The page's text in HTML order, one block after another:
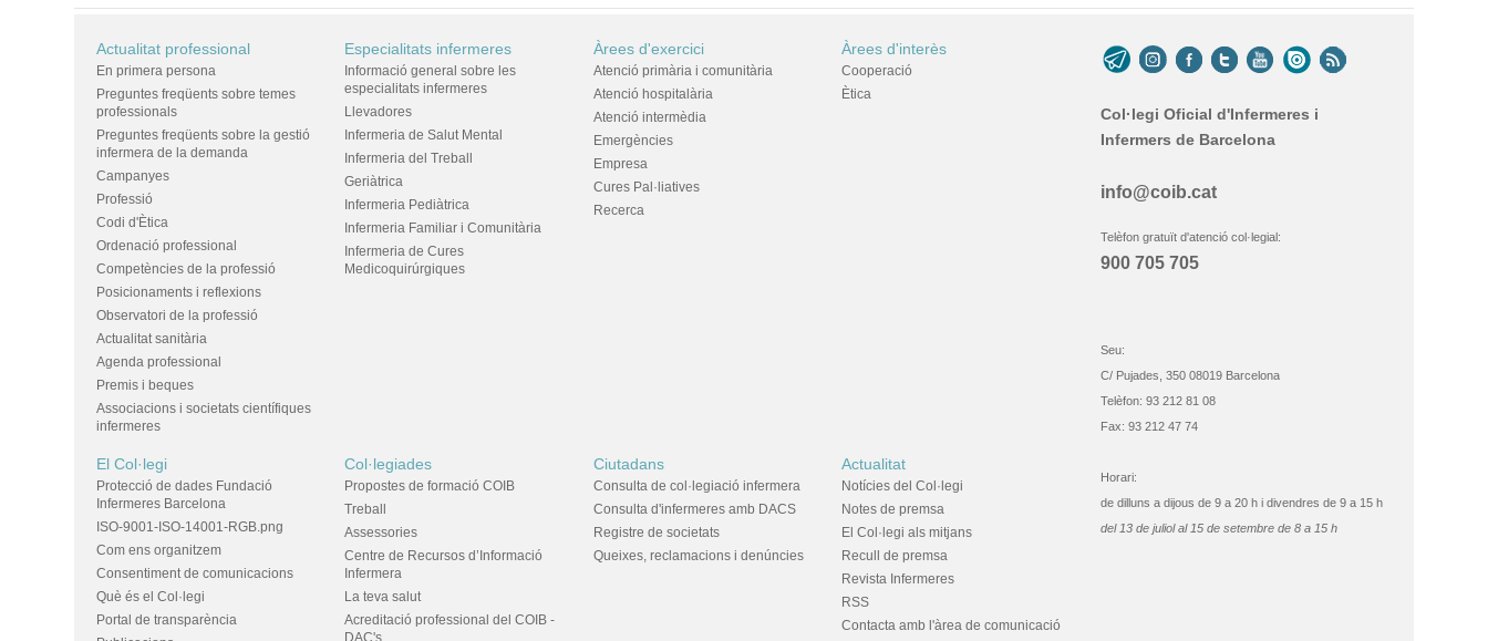
Actualitat professional
En primera persona
Preguntes freqüents sobre temes
professionals
Preguntes freqüents sobre la gestió
infermera de la demanda
Campanyes
Professió
Codi d'Ètica
Ordenació professional
Competències de la professió
Posicionaments i reflexions
Observatori de la professió
Actualitat sanitària
Agenda professional
Premis i beques
Associacions i societats científiques
infermeres
Especialitats infermeres
Informació general sobre les
especialitats infermeres
Llevadores
Infermeria de Salut Mental
Infermeria del Treball
Geriàtrica
Infermeria Pediàtrica
Infermeria Familiar i Comunitària
Infermeria de Cures
Medicoquirúrgiques
Àrees d'exercici
Atenció primària i comunitària
Atenció hospitalària
Atenció intermèdia
Emergències
Empresa
Cures Pal·liatives
Recerca
Àrees d'interès
Cooperació
Ètica
El Col·legi
Protecció de dades Fundació
Infermeres Barcelona
ISO-9001-ISO-14001-RGB.png
Com ens organitzem
Consentiment de comunicacions
Què és el Col·legi
Portal de transparència
Col·legiades
Propostes de formació COIB
Treball
Assessories
Centre de Recursos d’Informació
Infermera
La teva salut
Acreditació professional del COIB -
DAC's
Ciutadans
Consulta de col·legiació infermera
Consulta d'infermeres amb DACS
Registre de societats
Queixes, reclamacions i denúncies
Actualitat
Notícies del Col·legi
Notes de premsa
El Col·legi als mitjans
Recull de premsa
Revista Infermeres
RSS
Contacta amb l'àrea de comunicació
Col·legi Oficial d'Infermeres i
Infermers de Barcelona
info@coib.cat
Telèfon gratuït d'atenció col·legial:
900 705 705
Seu:
C/ Pujades, 350 08019 Barcelona
Telèfon: 93 212 81 08
Fax: 93 212 47 74
Horari:
de dilluns a dijous de 9 a 20 h i divendres de 9 a 15 h
del 13 de juliol al 15 de setembre de 8 a 15 h